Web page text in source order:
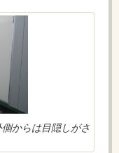
からは目隠しがさ